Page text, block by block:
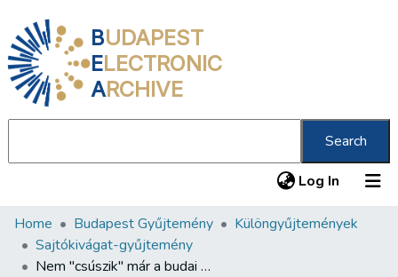
BUDAPEST
ELECTRONIC
ARCHIVE
Search
Log In (current)
Communities & Collections
All of DSpace
Home Budapest Gyűjtemény
Különgyűjtemények
Sajtókivágat-gyűjtemény
Nem "csúszik" már a budai várpalota déli sarka